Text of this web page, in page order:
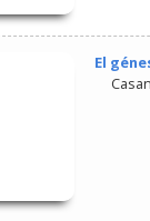
El